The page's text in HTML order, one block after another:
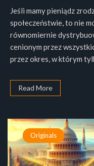
Jeśli mamy pieniądz
społeczeństwie, to nie
równomiernie
cenionym przez
przez okres, w którym
Read More
Originals